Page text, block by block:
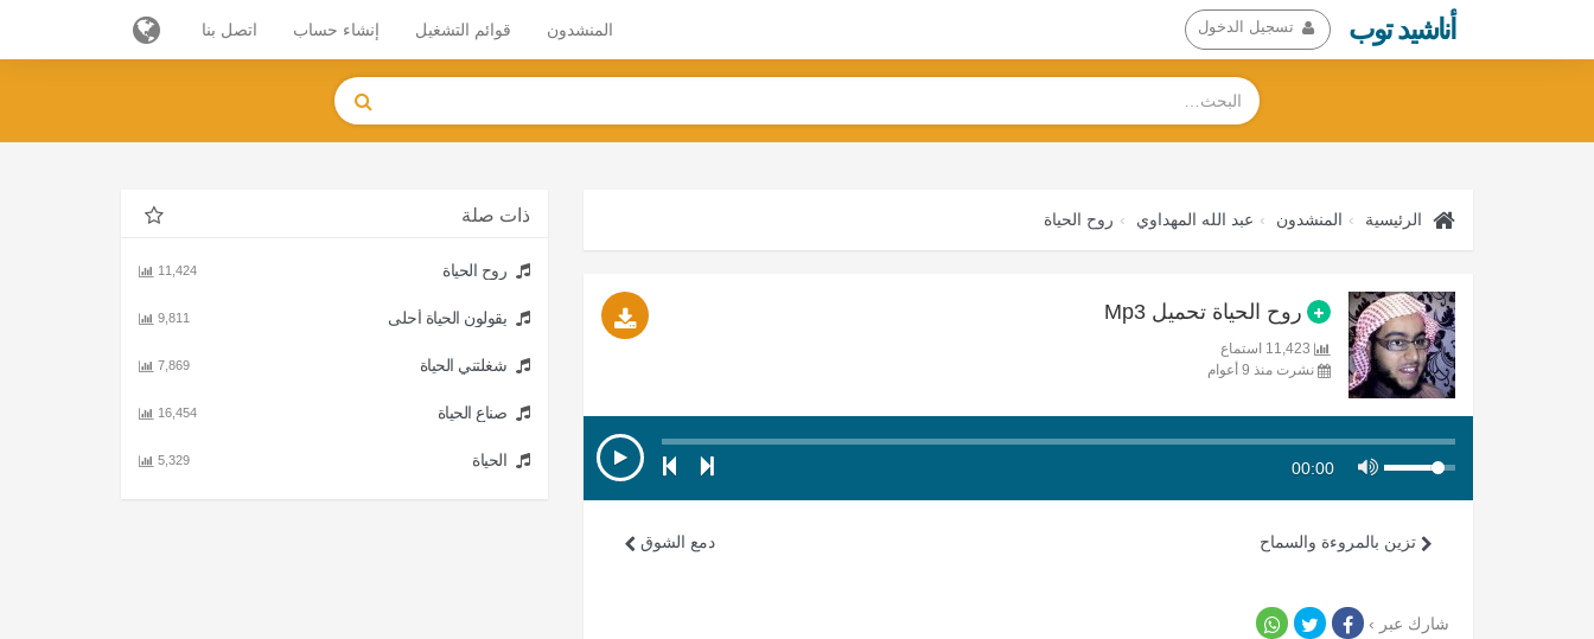
أناشيد توب تسجيل الدخول المنشدون قوائم التشغيل إنشاء حساب اتصل بنا
الرئيسية المنشدون عبد الله المهداوي روح الحياة
روح الحياة تحميل Mp3
نشرت منذ 9 أعوام
00:00
دمع الشوق تزين بالمروءة والسماح
شارك عبر ›
ذات صلة
روح الحياة 11,424
يقولون الحياة أحلى 9,811
شغلتني الحياة 7,869
صناع الحياة 16,454
الحياة 5,329